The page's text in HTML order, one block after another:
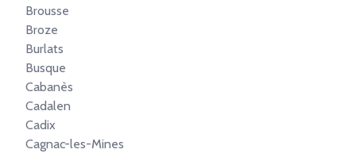
Brousse
Broze
Burlats
Busque
Cabanès
Cadalen
Cadix
Cagnac-les-Mines